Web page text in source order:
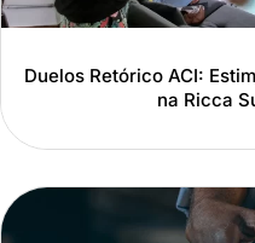
Duelos Retórico ACI:
na Ricca